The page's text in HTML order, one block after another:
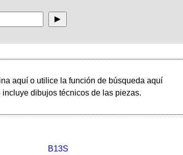
aquí o utilice la función de búsqueda aquí
dibujos técnicos de las piezas.
B13S